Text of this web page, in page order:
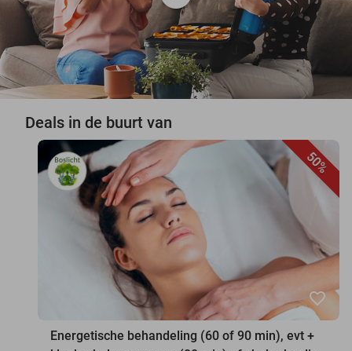
Deals in de buurt van
50%
favorite_border
Energetische behandeling (60 of 90 min), evt +